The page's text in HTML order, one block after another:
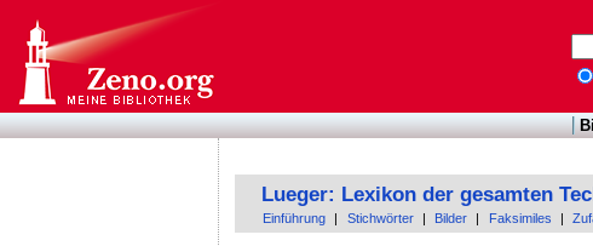
Lueger: Lexikon der gesamten
Einführung Stichwörter Bilder Faksimiles